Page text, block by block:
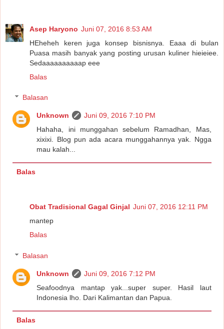
Asep Haryono Juni 07, 2016 8:53 AM
HEheheh keren juga konsep bisnisnya. Eaaa di bulan
Puasa masih banyak yang posting urusan kuliner hieieiee.
Sedaaaaaaaaaap eee
Balas
Balasan
Unknown
Juni 09, 2016 7:10 PM
Hahaha, ini munggahan sebelum Ramadhan, Mas,
xixixi. Blog pun ada acara munggahannya yak. Ngga
mau kalah...
Balas
Obat Tradisional Gagal Ginjal Juni 07, 2016 12:11 PM
mantep
Balas
Balasan
Unknown
Juni 09, 2016 7:12 PM
Seafoodnya mantap yak...super super. Hasil laut
Indonesia lho. Dari Kalimantan dan Papua.
Balas